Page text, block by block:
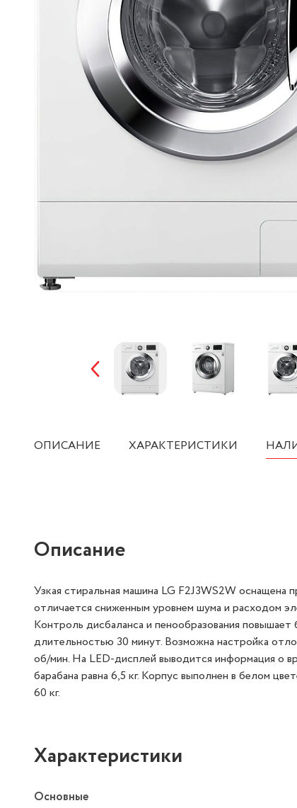
ОПИСАНИЕ ХАРАКТЕРИСТИКИ
Описание
Узкая стиральная машина LG F2J3WS2W
отличается сниженным уровнем шума и расходом
Контроль дисбаланса и пенообразования
длительностью 30 минут. Возможна настройка
об/мин. На LED-дисплей выводится информация о
барабана равна 6,5 кг. Корпус выполнен в белом
60 кг.
Характеристики
Основные